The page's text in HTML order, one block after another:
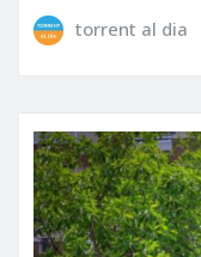
torrent al dia